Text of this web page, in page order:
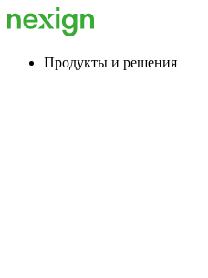
Продукты и решения